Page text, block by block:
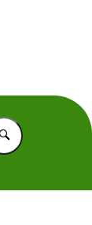
Vul in wat u